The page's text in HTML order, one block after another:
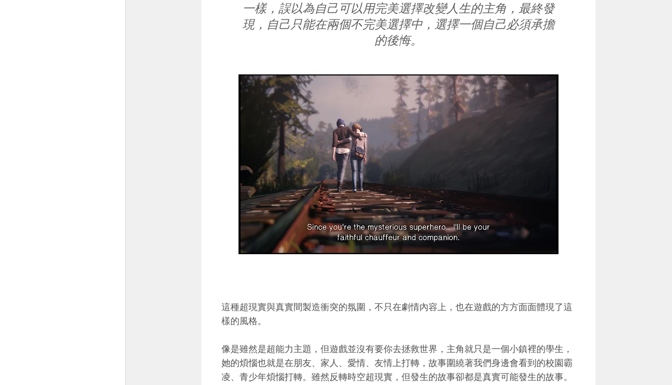
一樣，誤以為自己可以用完美選擇改變人生的主角，最終發
現，自己只能在兩個不完美選擇中，選擇一個自己必須承擔
的後悔。
這種超現實與真實間製造衝突的氛圍，不只在劇情內容上，也在遊戲的方方面面體現了這
樣的風格。
像是雖然是超能力主題，但遊戲並沒有要你去拯救世界，主角就只是一個小鎮裡的學生，
她的煩惱也就是在朋友、家人、愛情、友情上打轉，故事圍繞著我們身邊會看到的校園霸
凌、青少年煩惱打轉。雖然反轉時空超現實，但發生的故事卻都是真實可能發生的故事。